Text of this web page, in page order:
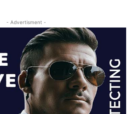
- Advertisment -